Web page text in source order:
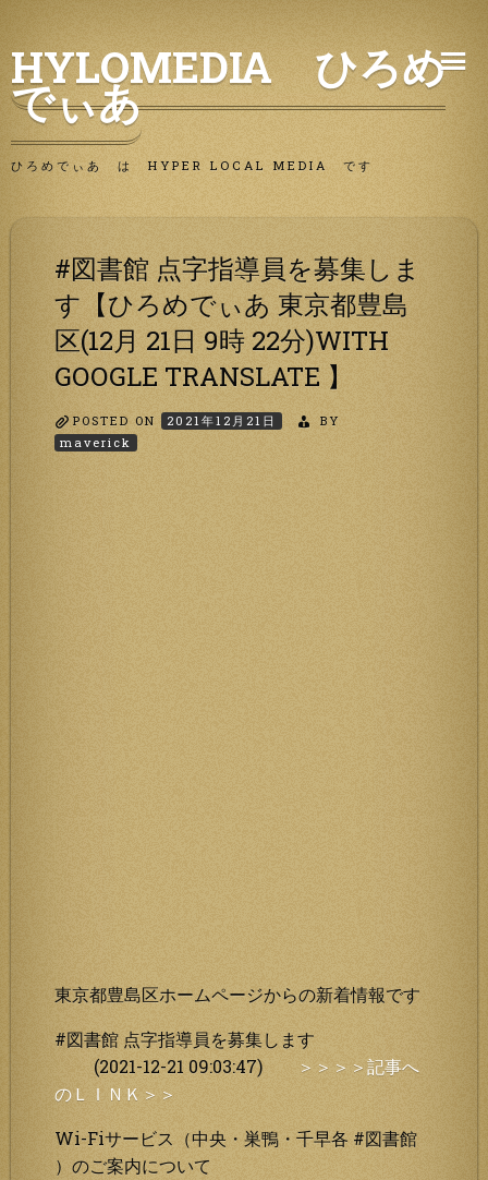
to
content
HYLOMEDIA ひろめ
でぃあ
ひろめでぃあ は HYPER LOCAL MEDIA です
#図書館 点字指導員を募集しま
す【ひろめでぃあ 東京都豊島
区(12月 21日 9時 22分)WITH
GOOGLE TRANSLATE 】
POSTED ON 2021年12月21日
BY
maverick
東京都豊島区ホームページからの新着情報です
#図書館 点字指導員を募集します
(2021-12-21 09:03:47)
＞＞＞＞記事へ
のＬＩＮＫ＞＞
Wi-Fiサービス（中央・巣鴨・千早各 #図書館
）のご案内について